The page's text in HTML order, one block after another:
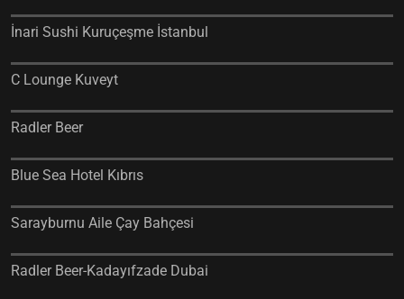
İnari Sushi Kuruçeşme İstanbul
C Lounge Kuveyt
Radler Beer
Blue Sea Hotel Kıbrıs
Sarayburnu Aile Çay Bahçesi
Radler Beer-Kadayıfzade Dubai